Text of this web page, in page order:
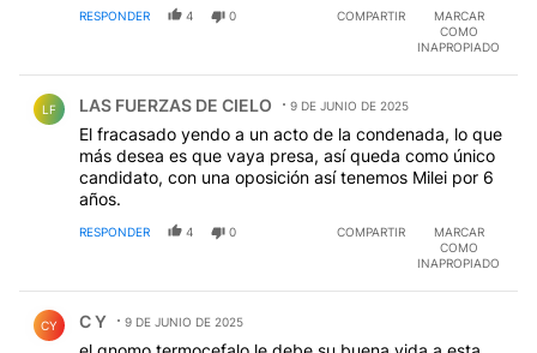
RESPONDER 4 0 COMPARTIR
MARCAR
COMO
INAPROPIADO
LF LAS FUERZAS DE CIELO 9 DE JUNIO DE 2025
El fracasado yendo a un acto de la condenada, lo que
más desea es que vaya presa, así queda como único
candidato, con una oposición así tenemos Milei por 6
años.
RESPONDER 4 0 COMPARTIR
MARCAR
COMO
INAPROPIADO
CY C Y 9 DE JUNIO DE 2025